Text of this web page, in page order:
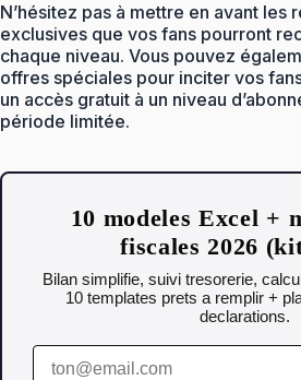
N’hésitez pas à mettre en avant les
exclusives que vos fans pourront
chaque niveau. Vous pouvez
offres spéciales pour inciter vos
un accès gratuit à un niveau
période limitée.
10 modeles Excel +
fiscales 2026
Bilan simplifie, suivi tresorerie,
10 templates prets a remplir +
declarations.